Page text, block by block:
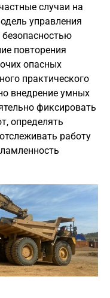
случаи на
управления
повторения
опасных
практического
внедрение умных
фиксировать
определять
работу